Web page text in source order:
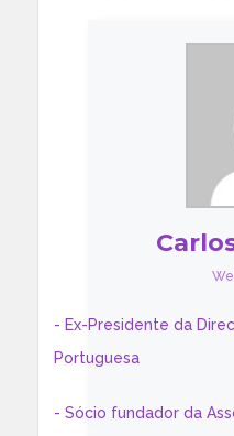
- Ex-Presidente da
Portuguesa
- Sócio fundador da